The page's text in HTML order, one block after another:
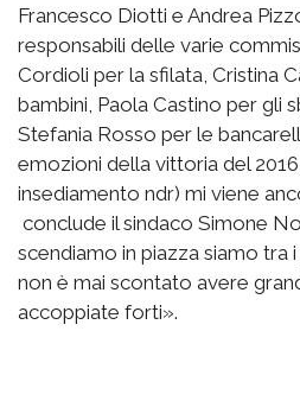
Francesco Diotti e Andrea
responsabili delle varie
Cordioli per la sfilata, Cristina
bambini, Paola Castino per gli
Stefania Rosso per le
emozioni della vittoria del
insediamento ndr) mi viene
conclude il sindaco Simone
scendiamo in piazza siamo tra
non è mai scontato avere
accoppiate forti».